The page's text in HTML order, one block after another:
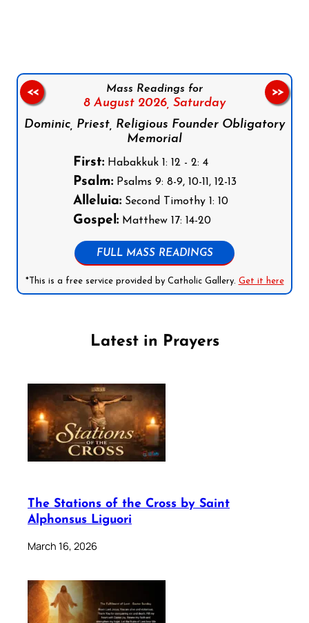
Mass Readings for
8 August 2026, Saturday
Dominic, Priest, Religious Founder Obligatory
Memorial
First:Habakkuk 1: 12 - 2: 4
Psalm:Psalms 9: 8-9, 10-11, 12-13
Alleluia:Second Timothy 1: 10
Gospel:Matthew 17: 14-20
FULL MASS READINGS
*This is a free service provided by Catholic Gallery. Get it here
<< >>
Latest in Prayers
The Stations of the Cross by Saint
Alphonsus Liguori
March 16, 2026